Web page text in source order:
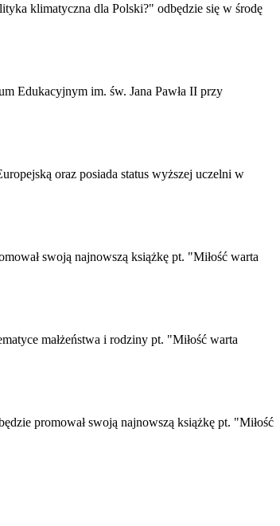
klimatyczna dla Polski?" odbędzie się w środę
Edukacyjnym im. św. Jana Pawła II przy
oraz posiada status wyższej uczelni w
swoją najnowszą książkę pt. "Miłość warta
małżeństwa i rodziny pt. "Miłość warta
promował swoją najnowszą książkę pt. "Miłość